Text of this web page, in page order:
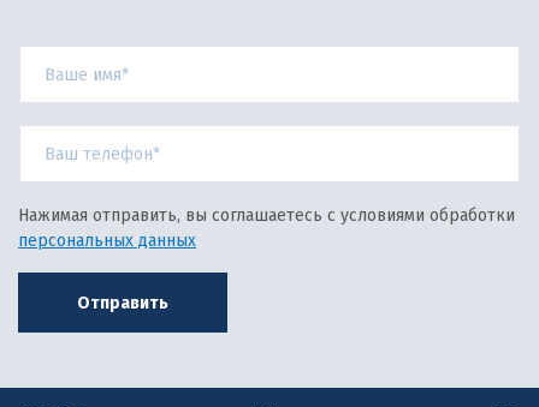
Нажимая отправить, вы соглашаетесь с условиями обработки
персональных данных
Отправить